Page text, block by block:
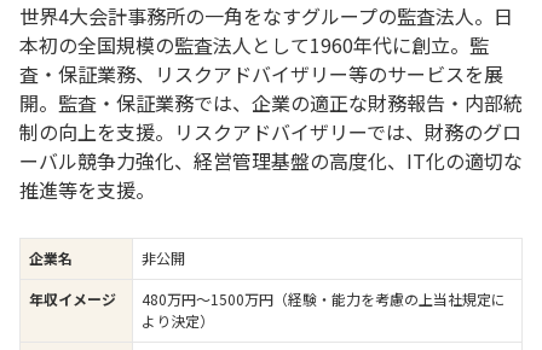
世界4大会計事務所の一角をなすグループの監査法人。日
本初の全国規模の監査法人として1960年代に創立。監
査・保証業務、リスクアドバイザリー等のサービスを展
開。監査・保証業務では、企業の適正な財務報告・内部統
制の向上を支援。リスクアドバイザリーでは、財務のグロ
ーバル競争力強化、経営管理基盤の高度化、IT化の適切な
推進等を支援。
企業名
非公開
年収イメージ
480万円〜1500万円（経験・能力を考慮の上当社規定に
より決定）